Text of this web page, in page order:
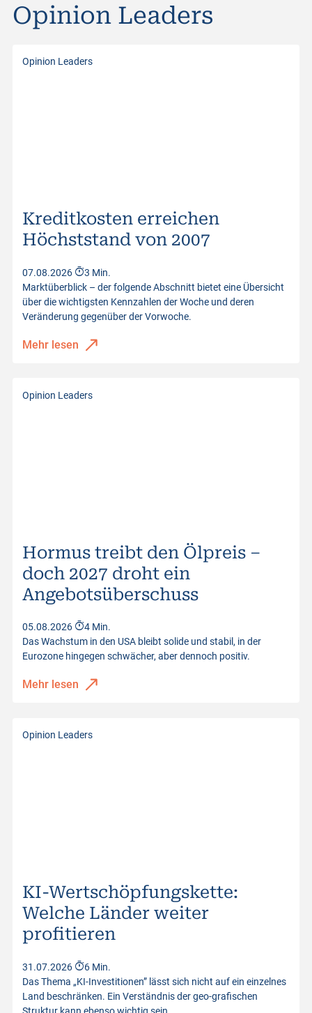
Opinion Leaders
Opinion Leaders
Kreditkosten erreichen
Höchststand von 2007
07.08.2026
3 Min.
Marktüberblick – der folgende Abschnitt bietet eine Übersicht
über die wichtigsten Kennzahlen der Woche und deren
Veränderung gegenüber der Vorwoche.
Mehr lesen
Opinion Leaders
Hormus treibt den Ölpreis –
doch 2027 droht ein
Angebotsüberschuss
05.08.2026
4 Min.
Das Wachstum in den USA bleibt solide und stabil, in der
Eurozone hingegen schwächer, aber dennoch positiv.
Mehr lesen
Opinion Leaders
KI-Wertschöpfungskette:
Welche Länder weiter
profitieren
31.07.2026
6 Min.
Das Thema „KI-Investitionen” lässt sich nicht auf ein einzelnes
Land beschränken. Ein Verständnis der geo-grafischen
Struktur kann ebenso wichtig sein…